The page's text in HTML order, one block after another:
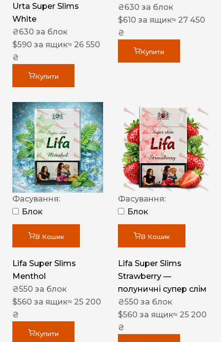
Urta Super Slims
White
₴630 за блок
$590 за ящик≈ 26 550
₴
Купити
₴630 за блок
$610 за ящик≈ 27 450
₴
Купити
Фасування:
Блок
В Кошик
Lifa Super Slims
Menthol
₴550 за блок
$560 за ящик≈ 25 200
₴
Купити
Фасування:
Блок
В Кошик
Lifa Super Slims
Strawberry —
полуничні супер слім
₴550 за блок
$560 за ящик≈ 25 200
₴